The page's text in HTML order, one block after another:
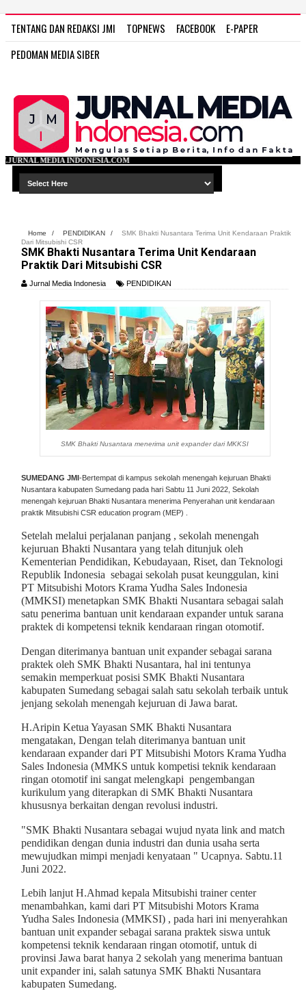
TENTANG DAN REDAKSI JMI TOPNEWS FACEBOOK
E-PAPER
PEDOMAN MEDIA SIBER
Home / PENDIDIKAN /
SMK Bhakti Nusantara Terima Unit Kendaraan Praktik
Dari Mitsubishi CSR
SMK Bhakti Nusantara Terima Unit Kendaraan
Praktik Dari Mitsubishi CSR
Jurnal Media Indonesia PENDIDIKAN
SMK Bhakti Nusantara menerima unit expander dari MKKSI
SUMEDANG JMI-Bertempat di kampus sekolah menengah kejuruan Bhakti
Nusantara kabupaten Sumedang pada hari Sabtu 11 Juni 2022, Sekolah
menengah kejuruan Bhakti Nusantara menerima Penyerahan unit kendaraan
praktik Mitsubishi CSR education program (MEP) .
Setelah melalui perjalanan panjang , sekolah menengah
kejuruan Bhakti Nusantara yang telah ditunjuk oleh
Kementerian Pendidikan, Kebudayaan, Riset, dan Teknologi
Republik Indonesia sebagai sekolah pusat keunggulan, kini
PT Mitsubishi Motors Krama Yudha Sales Indonesia
(MMKSI) menetapkan SMK Bhakti Nusantara sebagai salah
satu penerima bantuan unit kendaraan expander untuk sarana
praktek di kompetensi teknik kendaraan ringan otomotif.
Dengan diterimanya bantuan unit expander sebagai sarana
praktek oleh SMK Bhakti Nusantara, hal ini tentunya
semakin memperkuat posisi SMK Bhakti Nusantara
kabupaten Sumedang sebagai salah satu sekolah terbaik untuk
jenjang sekolah menengah kejuruan di Jawa barat.
H.Aripin Ketua Yayasan SMK Bhakti Nusantara
mengatakan, Dengan telah diterimanya bantuan unit
kendaraan expander dari PT Mitsubishi Motors Krama Yudha
Sales Indonesia (MMKS untuk kompetisi teknik kendaraan
ringan otomotif ini sangat melengkapi pengembangan
kurikulum yang diterapkan di SMK Bhakti Nusantara
khususnya berkaitan dengan revolusi industri.
"SMK Bhakti Nusantara sebagai wujud nyata link and match
pendidikan dengan dunia industri dan dunia usaha serta
mewujudkan mimpi menjadi kenyataan " Ucapnya. Sabtu.11
Juni 2022.
Lebih lanjut H.Ahmad kepala Mitsubishi trainer center
menambahkan, kami dari PT Mitsubishi Motors Krama
Yudha Sales Indonesia (MMKSI) , pada hari ini menyerahkan
bantuan unit expander sebagai sarana praktek siswa untuk
kompetensi teknik kendaraan ringan otomotif, untuk di
provinsi Jawa barat hanya 2 sekolah yang menerima bantuan
unit expander ini, salah satunya SMK Bhakti Nusantara
kabupaten Sumedang.